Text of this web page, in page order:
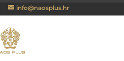
info@naosplus.hr